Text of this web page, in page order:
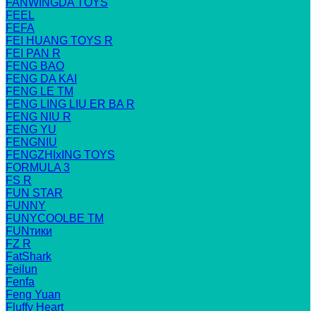
FANWINGDA TOYS
FEEL
FEFA
FEI HUANG TOYS R
FEI PAN R
FENG BAO
FENG DA KAI
FENG LE TM
FENG LING LIU ER BA R
FENG NIU R
FENG YU
FENGNIU
FENGZHIxING TOYS
FORMULA 3
FS R
FUN STAR
FUNNY
FUNYCOOLBE TM
FUNтики
FZ R
FatShark
Feilun
Fenfa
Feng Yuan
Fluffy Heart